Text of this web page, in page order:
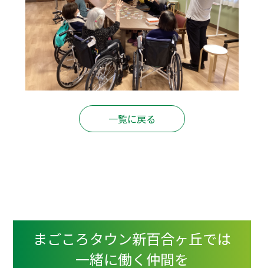
一覧に戻る
まごころタウン新百合ヶ丘では
一緒に働く仲間を